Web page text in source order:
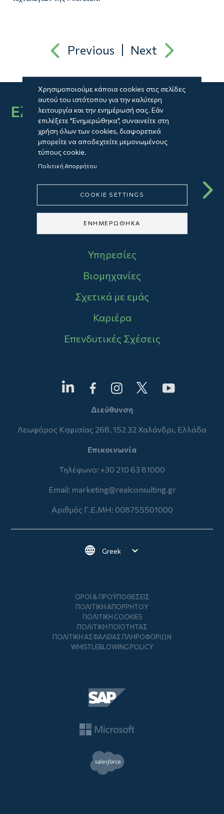
Previous Next
Ελάτε στην ομάδα μας
Επικοινωνήστε
μαζί μας
Υπηρεσίες
Βιομηχανίες
Σχετικά με εμάς
Καριέρα
Επενδυτικές Σχέσεις
Διεύθυνση
Λεωφόρος Κηφισίας 268, 152 32 Χαλάνδρι, Ελλάδα
Επικοινωνία
Τηλέφωνο: +30 210 63 81000
Email: marketing@realconsulting.gr
Αριθμός Γ.Ε.ΜΗ: 008755501000
Select your language
ΌΡΟΙ & ΠΡΟΫΠΟΘΈΣΕΙΣ
ΠΟΛΙΤΙΚΉ ΑΠΟΡΡΉΤΟΥ
ΠΟΛΙΤΙΚΉ COOKIES
ΠΟΛΙΤΙΚΉ ΠΟΙΌΤΗΤΑΣ
ΠΟΛΙΤΙΚΉ ΑΣΦΆΛΕΙΑΣ ΠΛΗΡΟΦΟΡΙΏΝ
WHISTLEBLOWING POLICY
Χρησιμοποιούμε κάποια cookies στις σελίδες
αυτού του ιστότοπου για την καλύτερη
λειτουργία και την ενημέρωσή σας. Εάν
επιλέξετε "Ενημερώθηκα", συναινείτε στη
χρήση όλων των cookies, διαφορετικά
μπορείτε να αποδεχτείτε μεμονωμένους
τύπους cookie.
Πολιτική Απορρήτου
COOKIE SETTINGS
ΕΝΗΜΕΡΩΘΗΚΑ